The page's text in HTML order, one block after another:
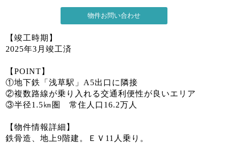
【竣工時期】
2025年3月竣工済
【POINT】
①地下鉄「浅草駅」A5出口に隣接
②複数路線が乗り入れる交通利便性が良いエリア
③半径1.5㎞圏 常住人口16.2万人
【物件情報詳細】
鉄骨造、地上9階建。ＥＶ11人乗り。